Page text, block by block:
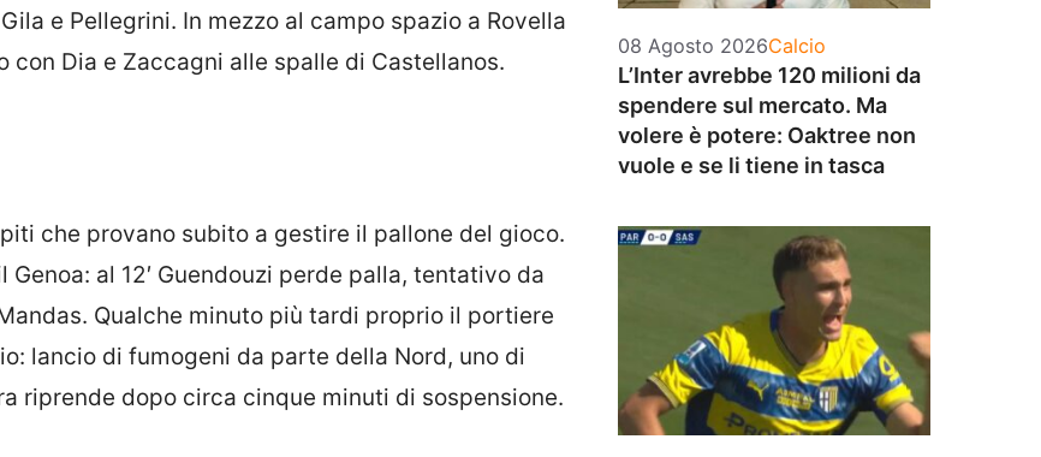
e Pellegrini. In mezzo al campo spazio a Rovella
con Dia e Zaccagni alle spalle di Castellanos.
che provano subito a gestire il pallone del gioco.
al 12′ Guendouzi perde palla, tentativo da
Qualche minuto più tardi proprio il portiere
lancio di fumogeni da parte della Nord, uno di
riprende dopo circa cinque minuti di sospensione.
08 Agosto 2026Categorie
Calcio
L’Inter avrebbe 120 milioni da
spendere sul mercato. Ma
volere è potere: Oaktree non
vuole e se li tiene in tasca